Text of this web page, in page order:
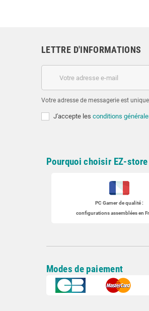
LETTRE D'INFORMATIONS
Votre adresse de messagerie est
J'accepte les conditions
Pourquoi choisir EZ-store
PC Gamerde qualité :
configurations assemblées en
Modes de paiement